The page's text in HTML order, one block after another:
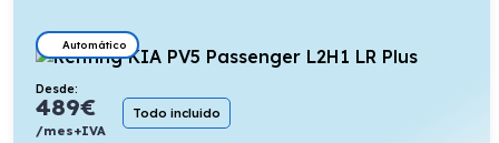
Automático
Desde:
489€
/mes+IVA
Todo incluido